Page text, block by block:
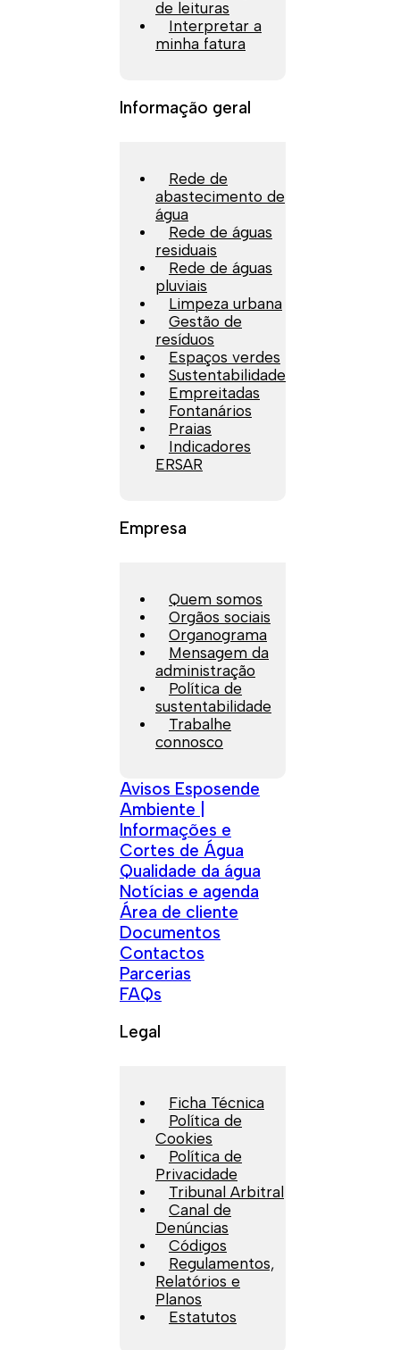
de leituras
Interpretar a
minha fatura
Informação geral
Rede de
abastecimento de
água
Rede de águas
residuais
Rede de águas
pluviais
Limpeza urbana
Gestão de
resíduos
Espaços verdes
Sustentabilidade
Empreitadas
Fontanários
Praias
Indicadores
ERSAR
Empresa
Quem somos
Orgãos sociais
Organograma
Mensagem da
administração
Política de
sustentabilidade
Trabalhe
connosco
Avisos Esposende
Ambiente |
Informações e
Cortes de Água
Qualidade da água
Notícias e agenda
Área de cliente
Documentos
Contactos
Parcerias
FAQs
Legal
Ficha Técnica
Política de
Cookies
Política de
Privacidade
Tribunal Arbitral
Canal de
Denúncias
Códigos
Regulamentos,
Relatórios e
Planos
Estatutos